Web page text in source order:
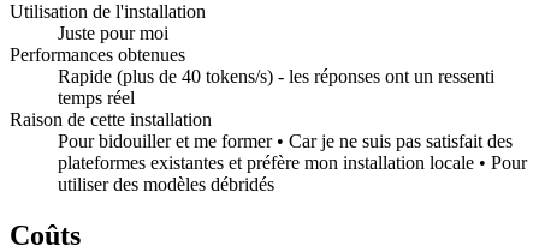
Utilisation de l'installation
Juste pour moi
Performances obtenues
Rapide (plus de 40 tokens/s) - les réponses ont un ressenti
temps réel
Raison de cette installation
Pour bidouiller et me former • Car je ne suis pas satisfait des
plateformes existantes et préfère mon installation locale • Pour
utiliser des modèles débridés
Coûts